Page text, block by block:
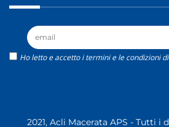
Ho letto e accetto i termini e le condizioni
2021, Acli Macerata APS - Tutti i